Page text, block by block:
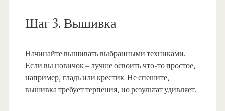
Шаг 3. Вышивка
Начинайте вышивать выбранными техниками.
Если вы новичок – лучше освоить что-то простое,
например, гладь или крестик. Не спешите,
вышивка требует терпения, но результат удивляет.